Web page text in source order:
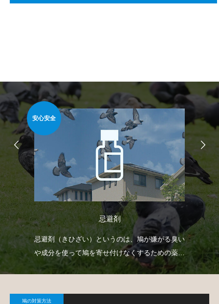
安心安全
忌避剤
忌避剤（きひざい）というのは、鳩が嫌がる臭い
や成分を使って鳩を寄せ付けなくするための薬剤
で、様々なタイプのものがあります。
鳩の対策方法